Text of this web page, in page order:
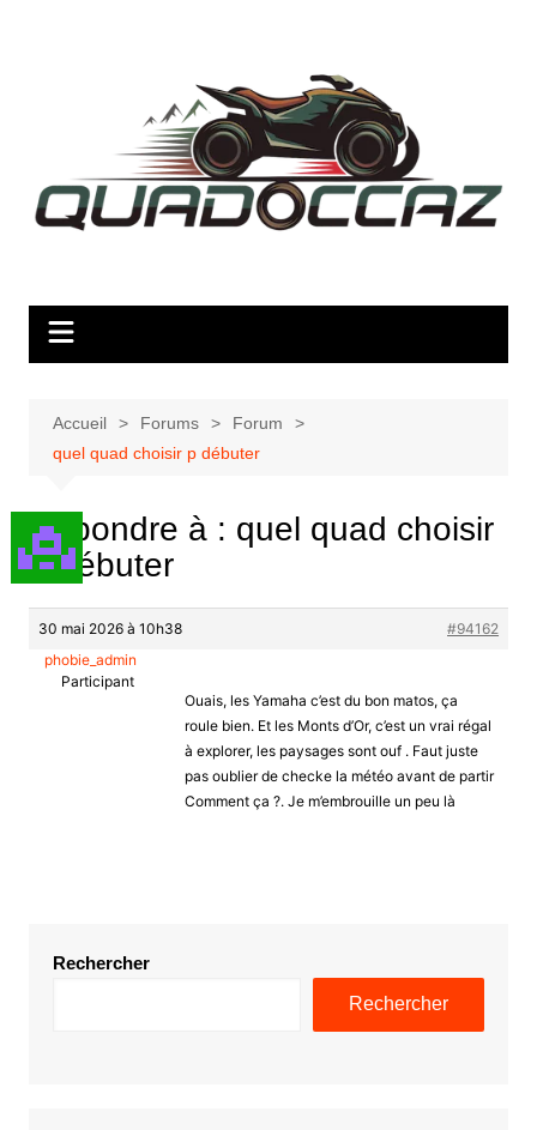
Accueil Forums
Forum
quel quad choisir p débuter
Répondre à : quel quad choisir
p débuter
30 mai 2026 à 10h38
#94162
phobie_admin
Participant
Ouais, les Yamaha c’est du bon matos, ça
roule bien. Et les Monts d’Or, c’est un vrai régal
à explorer, les paysages sont ouf . Faut juste
pas oublier de checke la météo avant de partir
Comment ça ?. Je m’embrouille un peu là
Rechercher
Rechercher